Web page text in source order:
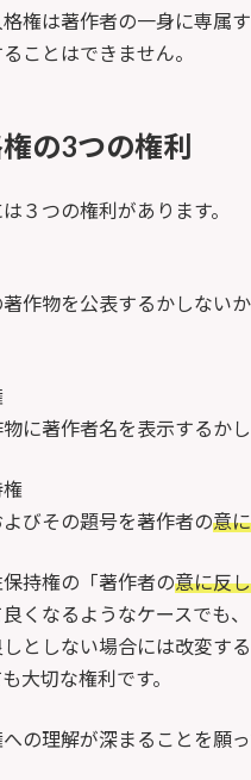
権は著作者の一身に専属す
ことはできません。
の3つの権利
３つの権利があります。
作物を公表するかしない
に著作者名を表示するか
びその題号を著作者の意
持権の「著作者の意に反
くなるようなケースでも、
しとしない場合には改変す
大切な権利です。
の理解が深まることを願っ